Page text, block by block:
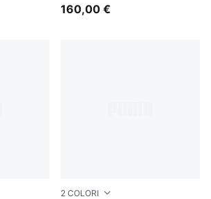
160,00 €
2 COLORI